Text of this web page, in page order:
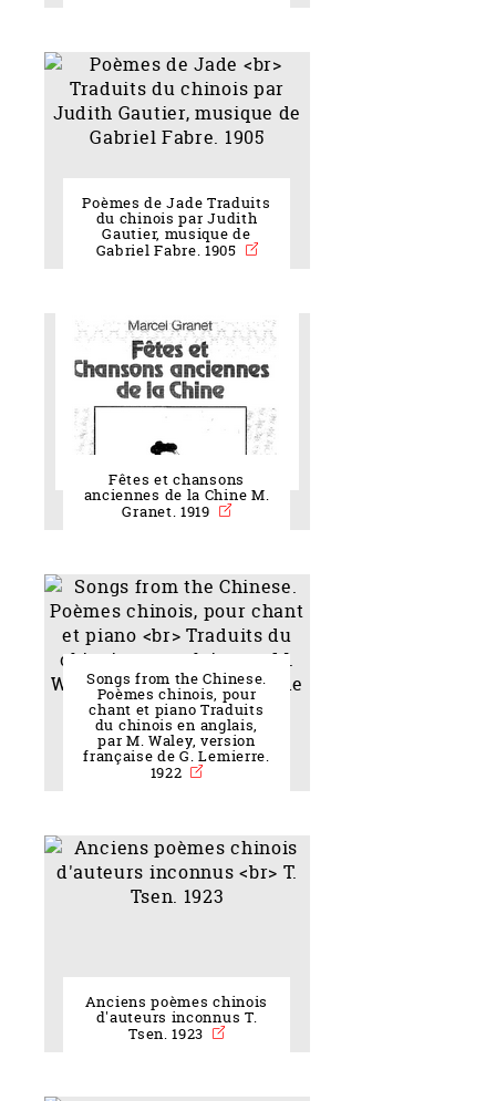
Poèmes de Jade Traduits
du chinois par Judith
Gautier, musique de
Gabriel Fabre. 1905
Fêtes et chansons
anciennes de la Chine M.
Granet. 1919
Songs from the Chinese.
Poèmes chinois, pour
chant et piano Traduits
du chinois en anglais,
par M. Waley, version
française de G. Lemierre.
1922
Anciens poèmes chinois
d'auteurs inconnus T.
Tsen. 1923